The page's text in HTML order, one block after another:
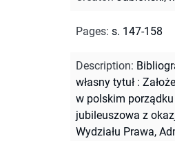
Pages: s. 147-158
Description:
własny tytuł :
w polskim
jubileuszowa z
Wydziału Prawa,